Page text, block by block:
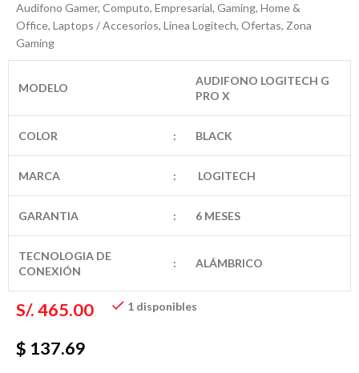
Audifono Gamer, Computo, Empresarial, Gaming, Home &
Office, Laptops / Accesorios, Linea Logitech, Ofertas, Zona
Gaming
MODELO
AUDIFONO LOGITECH G
PRO X
COLOR : BLACK
MARCA : LOGITECH
GARANTIA : 6 MESES
TECNOLOGIA DE
CONEXIÓN
: ALÁMBRICO
S/.465.00
$ 137.69
1 disponibles